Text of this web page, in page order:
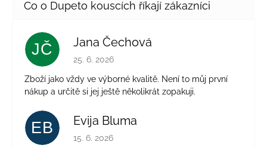
JČ Jana Čechová
Hodnocení obchodu je 5 z 5 hvězdiček.
25. 6. 2026
Zboží jako vždy ve výborné kvalitě. Není to můj první
nákup a určitě si jej ještě několikrát zopakuji.
EB Evija Bluma
Hodnocení obchodu je 5 z 5 hvězdiček.
15. 6. 2026